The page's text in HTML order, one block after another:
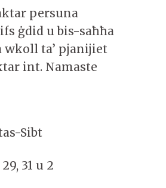
persuna
ġdid u bis-saħħa
wkoll ta’ pjanijiet
int. Namaste
Sibt
31 u 2